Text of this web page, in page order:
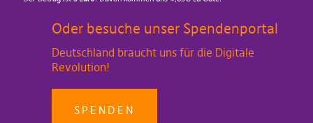
Oder besuche unser Spendenportal
Deutschland braucht uns für die Digitale
Revolution!
SPENDEN